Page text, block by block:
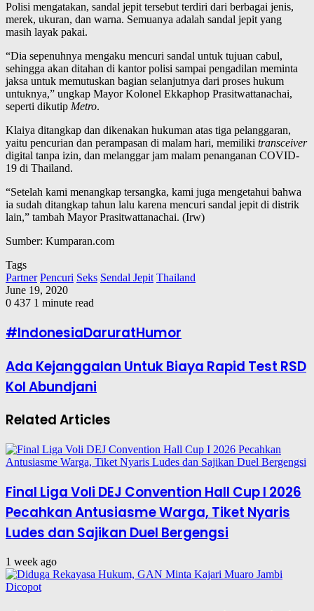
Polisi mengatakan, sandal jepit tersebut terdiri dari berbagai jenis,
merek, ukuran, dan warna. Semuanya adalah sandal jepit yang
masih layak pakai.
“Dia sepenuhnya mengaku mencuri sandal untuk tujuan cabul,
sehingga akan ditahan di kantor polisi sampai pengadilan meminta
jaksa untuk memutuskan bagian selanjutnya dari proses hukum
untuknya,” ungkap Mayor Kolonel Ekkaphop Prasitwattanachai,
seperti dikutip Metro.
Klaiya ditangkap dan dikenakan hukuman atas tiga pelanggaran,
yaitu pencurian dan perampasan di malam hari, memiliki transceiver
digital tanpa izin, dan melanggar jam malam penanganan COVID-
19 di Thailand.
“Setelah kami menangkap tersangka, kami juga mengetahui bahwa
ia sudah ditangkap tahun lalu karena mencuri sandal jepit di distrik
lain,” tambah Mayor Prasitwattanachai. (Irw)
Sumber: Kumparan.com
Tags
Partner Pencuri Seks Sendal Jepit Thailand
June 19, 2020
0 437 1 minute read
#IndonesiaDaruratHumor
Ada Kejanggalan Untuk Biaya Rapid Test RSD
Kol Abundjani
Related Articles
Final Liga Voli DEJ Convention Hall Cup I 2026
Pecahkan Antusiasme Warga, Tiket Nyaris
Ludes dan Sajikan Duel Bergengsi
1 week ago